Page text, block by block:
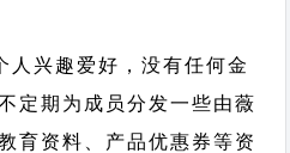
人兴趣爱好，没有任何金
定期为成员分发一些由薇
育资料、产品优惠券等资